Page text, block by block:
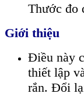
Thước đo
Giới thiệu
Điều này
thiết lập
rắn. Đổi